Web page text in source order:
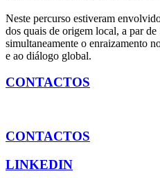
Neste percurso estiveram
dos quais de origem local, a par
simultaneamente o enraizamento
e ao diálogo global.
CONTACTOS
CONTACTOS
LINKEDIN